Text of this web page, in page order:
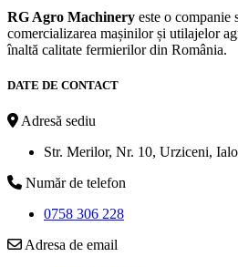
RG Agro Machinery este o companie
comercializarea mașinilor și utilajelor
înaltă calitate fermierilor din România.
DATE DE CONTACT
Adresă sediu
Str. Merilor, Nr. 10, Urziceni,
Număr de telefon
0758 306 228
Adresa de email